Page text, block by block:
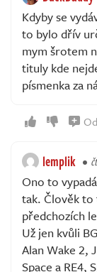
Kdyby se
to bylo dřív
mym šrotem
tituly kde
písmenka za
lemplik
Ono to
tak. Člověk
předchozích
Už jen kvůli
Alan Wake 2,
Space a RE4,